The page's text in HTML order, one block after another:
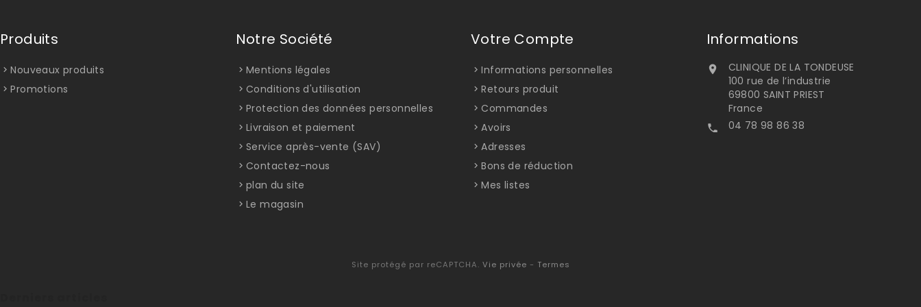
Produits
Nouveaux produits
Promotions
Notre Société
Mentions légales
Conditions d'utilisation
Protection des données personnelles
Livraison et paiement
Service après-vente (SAV)
Contactez-nous
plan du site
Le magasin
Votre Compte
Informations personnelles
Retours produit
Commandes
Avoirs
Adresses
Bons de réduction
Mes listes
Informations

CLINIQUE DE LA TONDEUSE
100 rue de l’industrie
69800 SAINT PRIEST
France
 04 78 98 86 38
Site protégé par reCAPTCHA. Vie privée - Termes